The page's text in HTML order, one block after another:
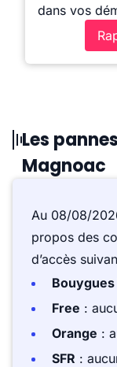
dans vos
Les
Magnoac
Au 08/08/
propos des
d’accès
Free :
Orange :
SFR :